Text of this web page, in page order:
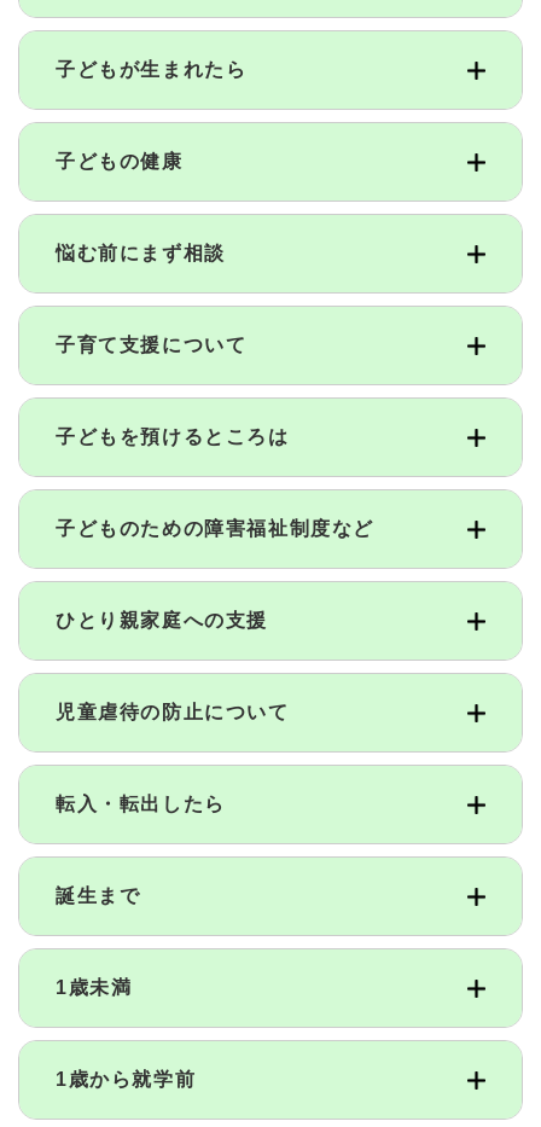
子どもが生まれたら
子どもの健康
悩む前にまず相談
子育て支援について
子どもを預けるところは
子どものための障害福祉制度など
ひとり親家庭への支援
児童虐待の防止について
転入・転出したら
誕生まで
1歳未満
1歳から就学前